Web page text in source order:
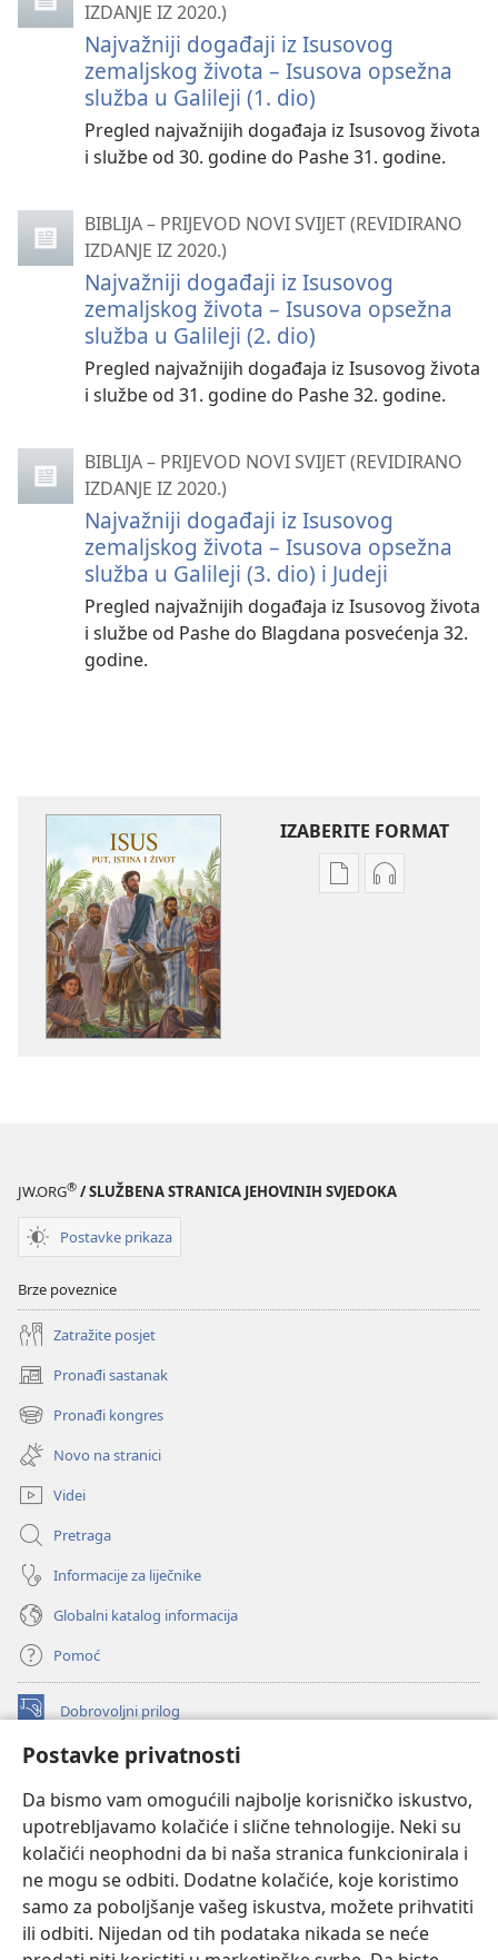
Postavke privatnosti
Da bismo vam omogućili najbolje korisničko iskustvo,
upotrebljavamo kolačiće i slične tehnologije. Neki su
kolačići neophodni da bi naša stranica funkcionirala i
ne mogu se odbiti. Dodatne kolačiće, koje koristimo
samo za poboljšanje vašeg iskustva, možete prihvatiti
ili odbiti. Nijedan od tih podataka nikada se neće
IZDANJE IZ 2020.)
Najvažniji događaji iz Isusovog
zemaljskog života – Isusova opsežna
služba u Galileji (1. dio)
Pregled najvažnijih događaja iz Isusovog života
i službe od 30. godine do Pashe 31. godine.
BIBLIJA – PRIJEVOD NOVI SVIJET (REVIDIRANO
IZDANJE IZ 2020.)
Najvažniji događaji iz Isusovog
zemaljskog života – Isusova opsežna
služba u Galileji (2. dio)
Pregled najvažnijih događaja iz Isusovog života
i službe od 31. godine do Pashe 32. godine.
BIBLIJA – PRIJEVOD NOVI SVIJET (REVIDIRANO
IZDANJE IZ 2020.)
Najvažniji događaji iz Isusovog
zemaljskog života – Isusova opsežna
služba u Galileji (3. dio) i Judeji
Pregled najvažnijih događaja iz Isusovog života
i službe od Pashe do Blagdana posvećenja 32.
godine.
IZABERITE FORMAT
PostavkePostavke
JW.ORG® / SLUŽBENA STRANICA JEHOVINIH SVJEDOKA
Postavke prikaza
Brze poveznice
Zatražite posjet
Pronađi sastanak
(otvara
se
novi
prozor)
Pronađi kongres
(otvara
se
novi
prozor)
Novo na stranici
Videi
Pretraga
Informacije za liječnike
Globalni katalog informacija
Pomoć
Dobrovoljni prilog
(otvara
novi
INTERNETSKA BIBLIOTEKA Watchtower
se
novi
prozor)
JW Hub
(otvara
se
novi
JW Library
Watchtower Library